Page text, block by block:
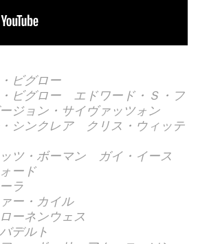
ビグロー
ビグロー エドワード・Ｓ・フ
ジョン・サイヴァッツォン
ンクレア クリス・ウィッテ
ツ・ボーマン ガイ・イース
ード
ラ
ー・カイル
ーネンウェス
デルト